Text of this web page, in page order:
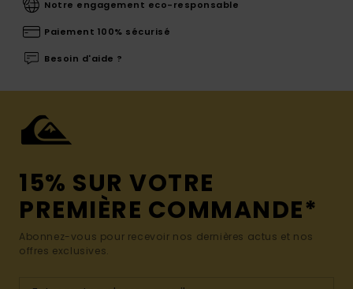
Notre engagement eco-responsable
Paiement 100% sécurisé
Besoin d'aide ?
15% SUR VOTRE
PREMIÈRE COMMANDE*
Abonnez-vous pour recevoir nos dernières actus et nos
offres exclusives.